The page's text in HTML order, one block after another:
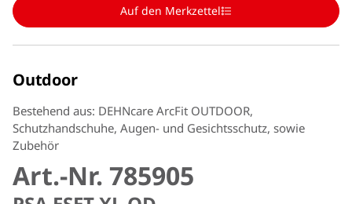
Auf den Merkzettel
Outdoor
Bestehend aus: DEHNcare ArcFit OUTDOOR,
Schutzhandschuhe, Augen- und Gesichtsschutz, sowie
Zubehör
Art.-Nr. 785905